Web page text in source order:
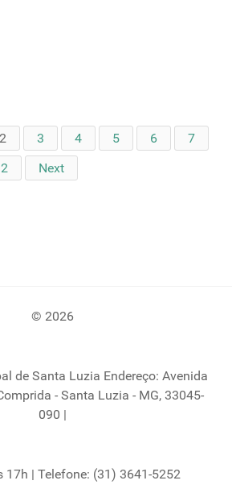
2 3 4 5 6
7
Next
© 2026
de Santa Luzia Endereço: Avenida
- Santa Luzia - MG, 33045-
090 |
17h | Telefone: (31) 3641-5252